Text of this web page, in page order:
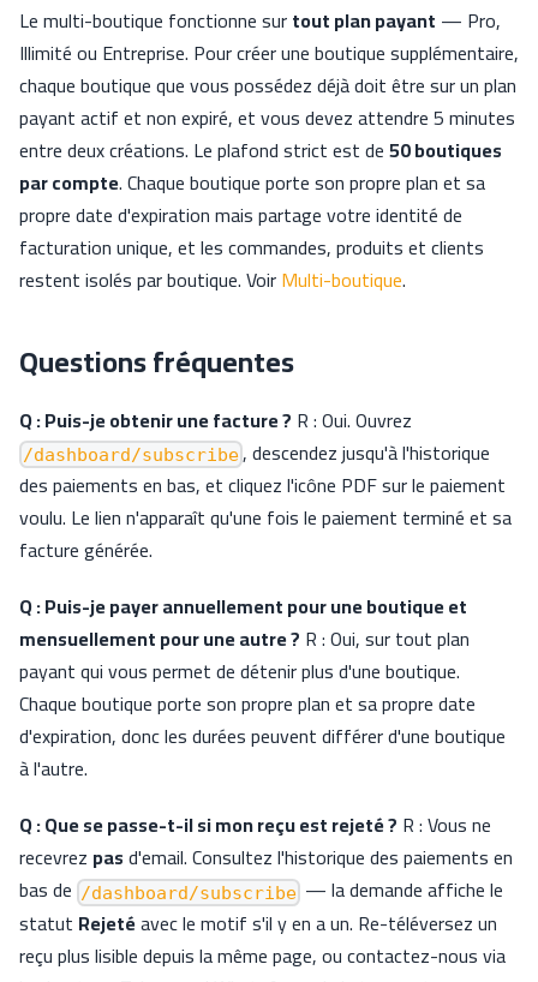
Le multi-boutique fonctionne surtout plan payant — Pro,
Illimité ou Entreprise. Pour créer une boutique supplémentaire,
chaque boutique que vous possédez déjà doit être sur un plan
payant actif et non expiré, et vous devez attendre 5 minutes
entre deux créations. Le plafond strict est de50 boutiques
par compte. Chaque boutique porte son propre plan et sa
propre date d'expiration mais partage votre identité de
facturation unique, et les commandes, produits et clients
restent isolés par boutique. VoirMulti-boutique.
Questions fréquentes
Q : Puis-je obtenir une facture ? R : Oui. Ouvrez
/dashboard/subscribe, descendez jusqu'à l'historique
des paiements en bas, et cliquez l'icône PDF sur le paiement
voulu. Le lien n'apparaît qu'une fois le paiement terminé et sa
facture générée.
Q : Puis-je payer annuellement pour une boutique et
mensuellement pour une autre ? R : Oui, sur tout plan
payant qui vous permet de détenir plus d'une boutique.
Chaque boutique porte son propre plan et sa propre date
d'expiration, donc les durées peuvent différer d'une boutique
à l'autre.
Q : Que se passe-t-il si mon reçu est rejeté ? R : Vous ne
recevrez pasd'email. Consultez l'historique des paiements en
bas de /dashboard/subscribe — la demande affiche le
statut Rejetéavec le motif s'il y en a un. Re-téléversez un
reçu plus lisible depuis la même page, ou contactez-nous via